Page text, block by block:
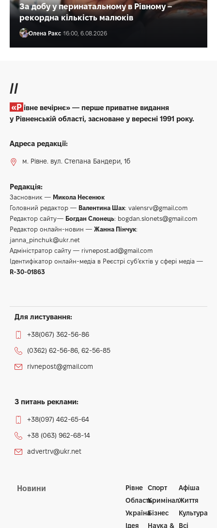
За добу у перинатальному в Рівному –
рекордна кількість малюків
Олена Ракс 16:00, 6.08.2026
//
«Рівне вечірнє» — перше приватне видання
у Рівненській області, засноване у вересні 1991 року.
Адреса редакції:
м. Рівне. вул. Степана Бандери, 1б
Редакція:
Засновник — Микола Несенюк
Головний редактор — Валентина Шах: valensrv@gmail.com
Редактор сайту— Богдан Слонець: bogdan.slonets@gmail.com
Редактор онлайн-новин — Жанна Пінчук:
janna_pinchuk@ukr.net
Адміністратор сайту — rivnepost.ad@gmail.com
Ідентифікатор онлайн-медіа в Реєстрі суб’єктів у сфері медіа —
R-30-01863
Для листування:
+38(067) 362-56-86
(0362) 62-56-86, 62-56-85
rivnepost@gmail.com
З питань реклами:
+38(097) 462-65-64
+38 (063) 962-68-14
advertrv@ukr.net
Новини
Рівне
Область
Україна
Ідея
Спорт
Кримінал
Бізнес
Наука &
Афіша
Життя
Культура
Всі